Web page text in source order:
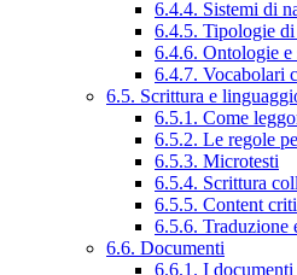
6.4.4. Sistemi di
6.4.5. Tipologie
6.4.6. Ontologie e
6.4.7. Vocabolari
6.5. Scrittura e
6.5.1. Come
6.5.2. Le regole
6.5.3. Microtesti
6.5.4. Scrittura
6.5.5. Content
6.5.6. Traduzione
6.6. Documenti
6.6.1. I